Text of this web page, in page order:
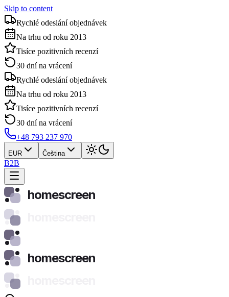
Skip to content
Rychlé odeslání objednávek
Na trhu od roku 2013
Tisíce pozitivních recenzí
30 dní na vrácení
Rychlé odeslání objednávek
Na trhu od roku 2013
Tisíce pozitivních recenzí
30 dní na vrácení
+48 793 237 970
EUR Čeština
B2B
homescreen
homescreen